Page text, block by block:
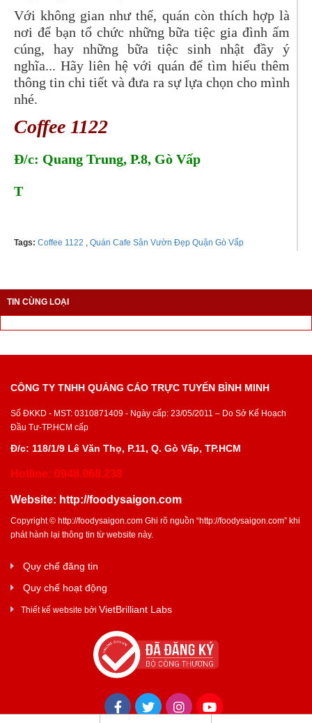
Với không gian như thế, quán còn thích hợp là
nơi để bạn tổ chức những bữa tiệc gia đình ấm
cúng, hay những bữa tiệc sinh nhật đầy ý
nghĩa... Hãy liên hệ với quán để tìm hiểu thêm
thông tin chi tiết và đưa ra sự lựa chọn cho mình
nhé.
Coffee 1122
Đ/c: Quang Trung, P.8, Gò Vấp
Tel: 0978016019
Tags: Coffee 1122 , Quán Cafe Sân Vườn Đẹp Quận Gò Vấp
TIN CÙNG LOẠI
CÔNG TY TNHH QUẢNG CÁO TRỰC TUYẾN BÌNH MINH
Số ĐKKD - MST: 0310871409 - Ngày cấp: 23/05/2011 – Do Sở Kế Hoạch
Đầu Tư-TP.HCM cấp
Đ/c: 118/1/9 Lê Văn Thọ, P.11, Q. Gò Vấp, TP.HCM
Hotline: 0948.968.238
Website: http://foodysaigon.com
Copyright © http://foodysaigon.com Ghi rõ nguồn “http://foodysaigon.com” khi
phát hành lại thông tin từ website này.
Quy chế đăng tin
Quy chế hoạt động
Thiết kế website bởi VietBrilliant Labs